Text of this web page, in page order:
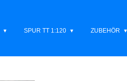
SPUR TT 1:120 ZUBEHÖR